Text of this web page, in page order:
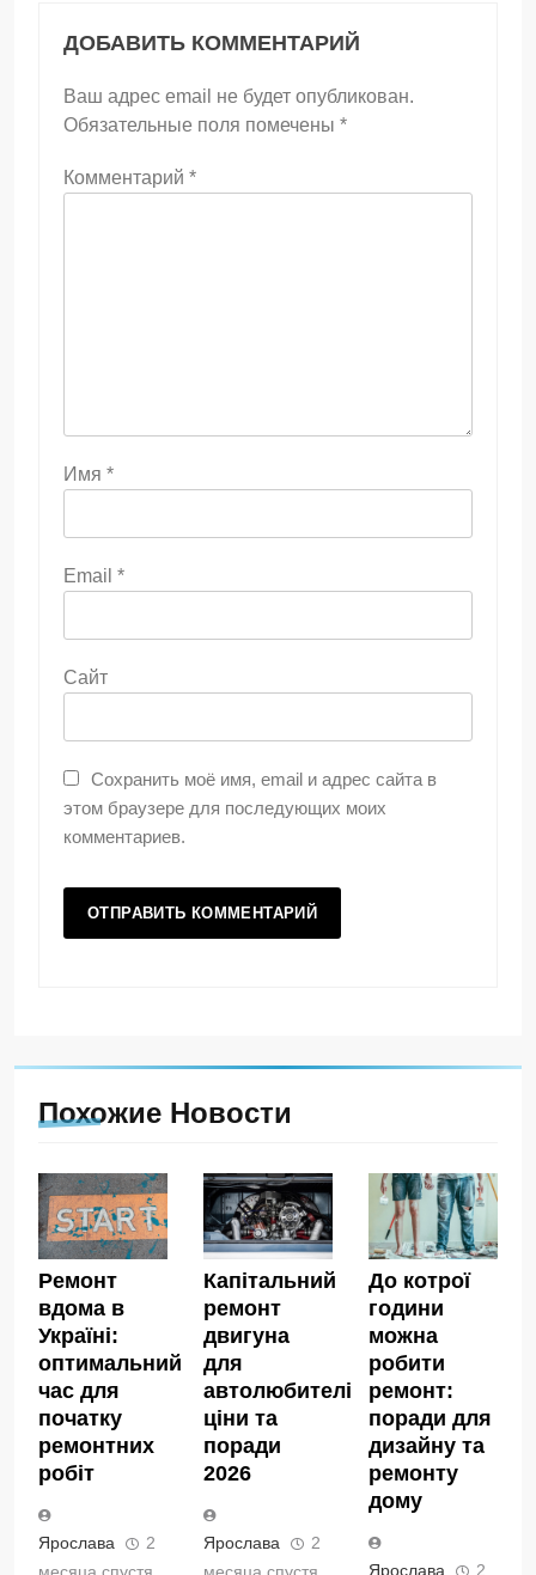
ДОБАВИТЬ КОММЕНТАРИЙ
Ваш адрес email не будет опубликован.
Обязательные поля помечены *
Комментарий *
Имя *
Email *
Сайт
Сохранить моё имя, email и адрес сайта в
этом браузере для последующих моих
комментариев.
Похожие Новости
Ремонт
вдома в
Україні:
оптимальний
час для
початку
ремонтних
робіт
Ярослава
2
Капітальний
ремонт
двигуна
для
автолюбителів:
ціни та
поради
2026
Ярослава
2
До котрої
години
можна
робити
ремонт:
поради для
дизайну та
ремонту
дому
Ярослава 2